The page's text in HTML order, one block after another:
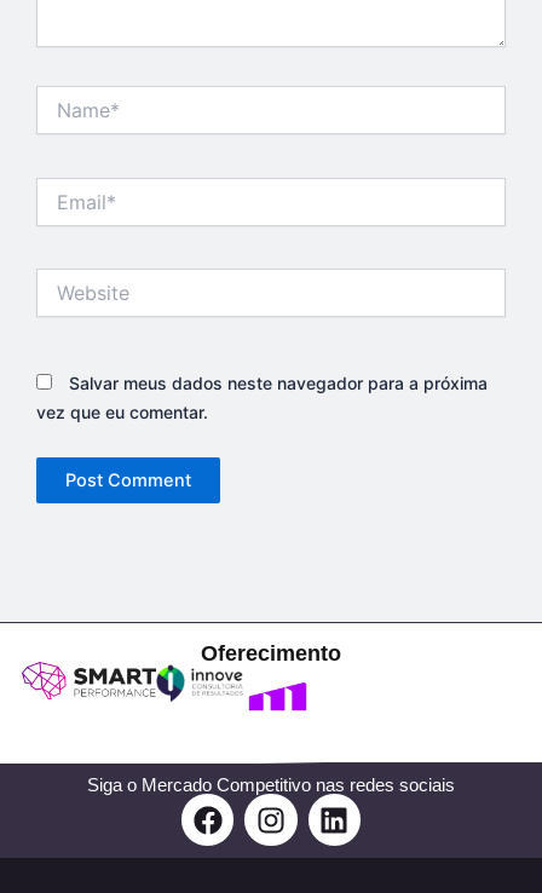
Salvar meus dados neste navegador para a próxima
vez que eu comentar.
Oferecimento
Siga o Mercado Competitivo nas redes sociais
F
a
c
I
n
s
L
i
n